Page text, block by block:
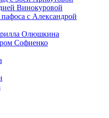
Винокуровой
с Александрой
Олюшкина
Софиенко